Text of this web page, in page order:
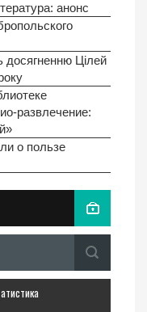
анонс
досягненню Цілей
развлечение:
о пользе